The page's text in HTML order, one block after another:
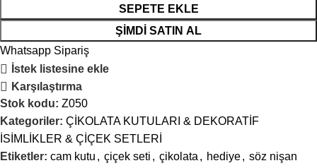
SEPETE EKLE
ŞIMDI SATIN AL
Whatsapp Sipariş
İstek listesine ekle
Karşılaştırma
Stok kodu: Z050
Kategoriler: ÇİKOLATA KUTULARI & DEKORATİF
İSİMLİKLER & ÇİÇEK SETLERİ
Etiketler: cam kutu , çiçek seti , çikolata, hediye, söz nişan